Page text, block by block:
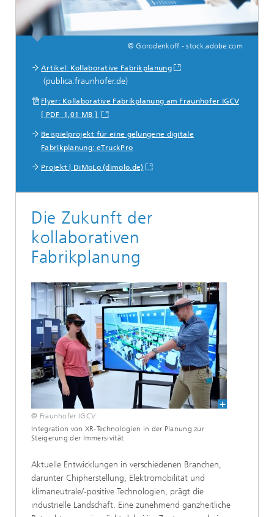
© Gorodenkoff - stock.adobe.com
Artikel: Kollaborative Fabrikplanung
(publica.fraunhofer.de)
Flyer: Kollaborative Fabrikplanung am Fraunhofer IGCV
[ PDF 1,01 MB ]
Beispielprojekt für eine gelungene digitale
Fabrikplanung: eTruckPro
Projekt | DiMoLo (dimolo.de)
Die Zukunft der
kollaborativen
Fabrikplanung
© Fraunhofer IGCV
Integration von XR-Technologien in der Planung zur
Steigerung der Immersivität
Aktuelle Entwicklungen in verschiedenen Branchen,
darunter Chipherstellung, Elektromobilität und
klimaneutrale/-positive Technologien, prägt die
industrielle Landschaft. Eine zunehmend ganzheitliche